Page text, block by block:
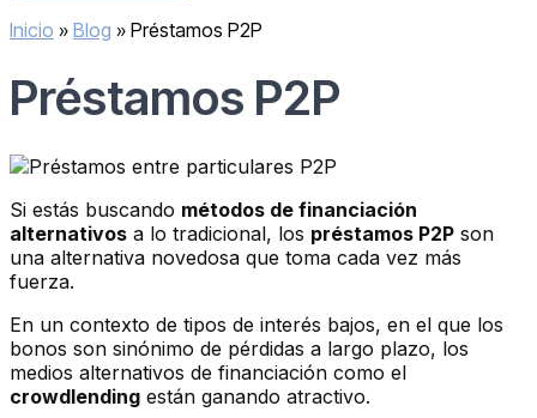
Inicio » Blog » Préstamos P2P
Préstamos P2P
Si estás buscando métodos de financiación
alternativos a lo tradicional, los préstamos P2P son
una alternativa novedosa que toma cada vez más
fuerza.
En un contexto de tipos de interés bajos, en el que los
bonos son sinónimo de pérdidas a largo plazo, los
medios alternativos de financiación como el
crowdlending están ganando atractivo.